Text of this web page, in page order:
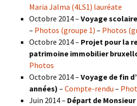
Maria Jalma (4LS1) lauréate
Octobre 2014 – Voyage
– Photos (groupe 1) – Photos
Octobre 2014 – Projet pour la
patrimoine immobilier
Photos
Octobre 2014 – Voyage de fin
années) – Compte-rendu –
Juin 2014 – Départ de